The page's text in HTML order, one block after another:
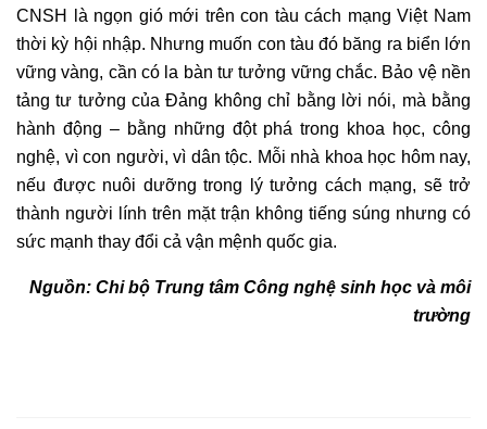
CNSH là ngọn gió mới trên con tàu cách mạng Việt Nam
thời kỳ hội nhập. Nhưng muốn con tàu đó băng ra biển lớn
vững vàng, cần có la bàn tư tưởng vững chắc. Bảo vệ nền
tảng tư tưởng của Đảng không chỉ bằng lời nói, mà bằng
hành động – bằng những đột phá trong khoa học, công
nghệ, vì con người, vì dân tộc. Mỗi nhà khoa học hôm nay,
nếu được nuôi dưỡng trong lý tưởng cách mạng, sẽ trở
thành người lính trên mặt trận không tiếng súng nhưng có
sức mạnh thay đổi cả vận mệnh quốc gia.
Nguồn: Chi bộ Trung tâm Công nghệ sinh học và môi
trường